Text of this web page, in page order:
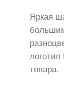
Яркая
товара.